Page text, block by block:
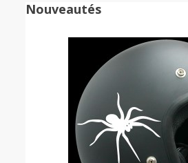
Nouveautés